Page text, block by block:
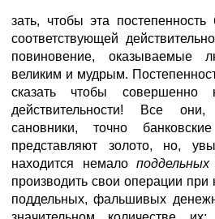
зать, чтобы эта
соответствующей
повиновение, оказываемые
великим и мудрым.
сказать чтобы совершенно
действительности! Все
сановники, точно
представляют золото, но,
находится немалоподдельных
производить свои операции при
поддельных, фальшивых